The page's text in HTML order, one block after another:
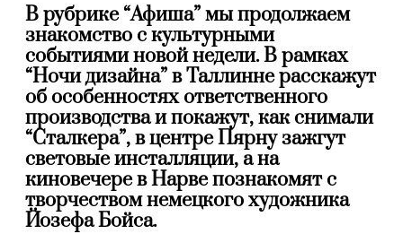
В рубрике “Афиша” мы продолжаем
знакомство с культурными
событиями новой недели. В рамках
“Ночи дизайна” в Таллинне расскажут
об особенностях ответственного
производства и покажут, как снимали
“Сталкера”, в центре Пярну зажгут
световые инсталляции, а на
киновечере в Нарве познакомят с
творчеством немецкого художника
Йозефа Бойса.